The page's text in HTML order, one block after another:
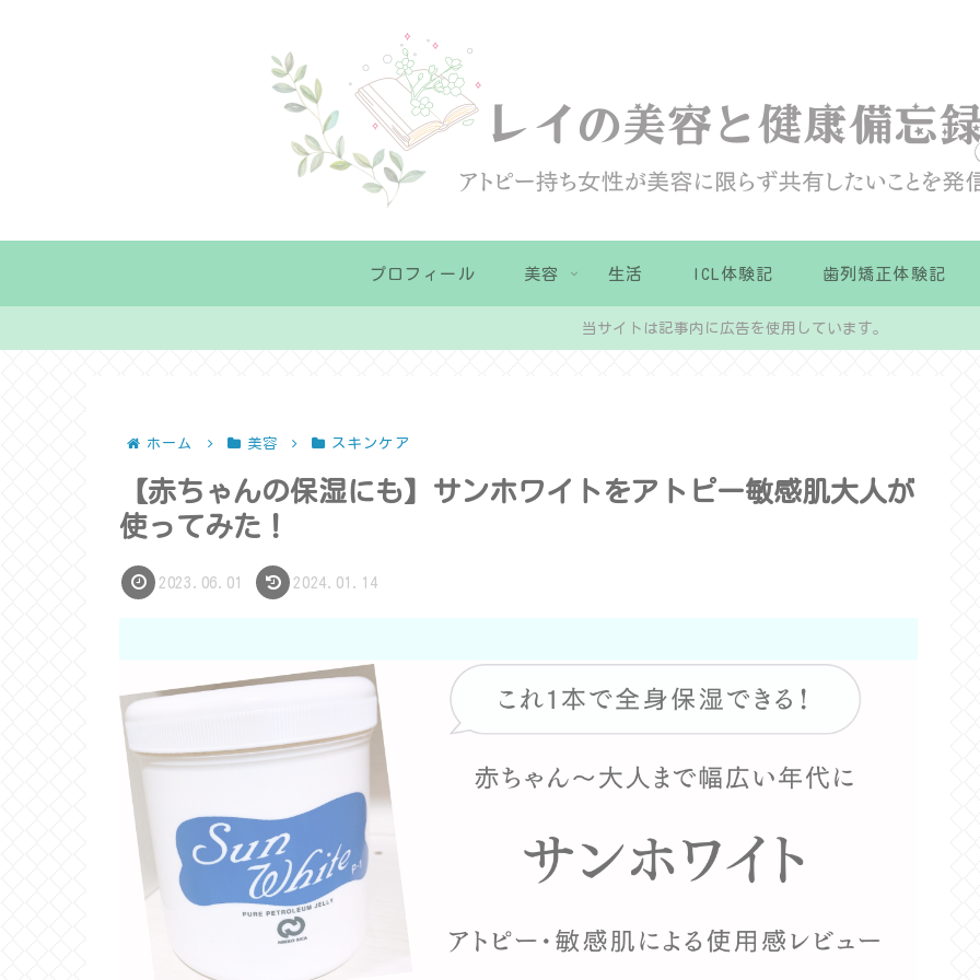
プロフィール 美容 生活 ICL体験記 歯列矯正体験記
当サイトは記事内に広告を使用しています。
ホーム 美容 スキンケア
【赤ちゃんの保湿にも】サンホワイトをアトピー敏感肌大人が
使ってみた！
2023.06.01 2024.01.14